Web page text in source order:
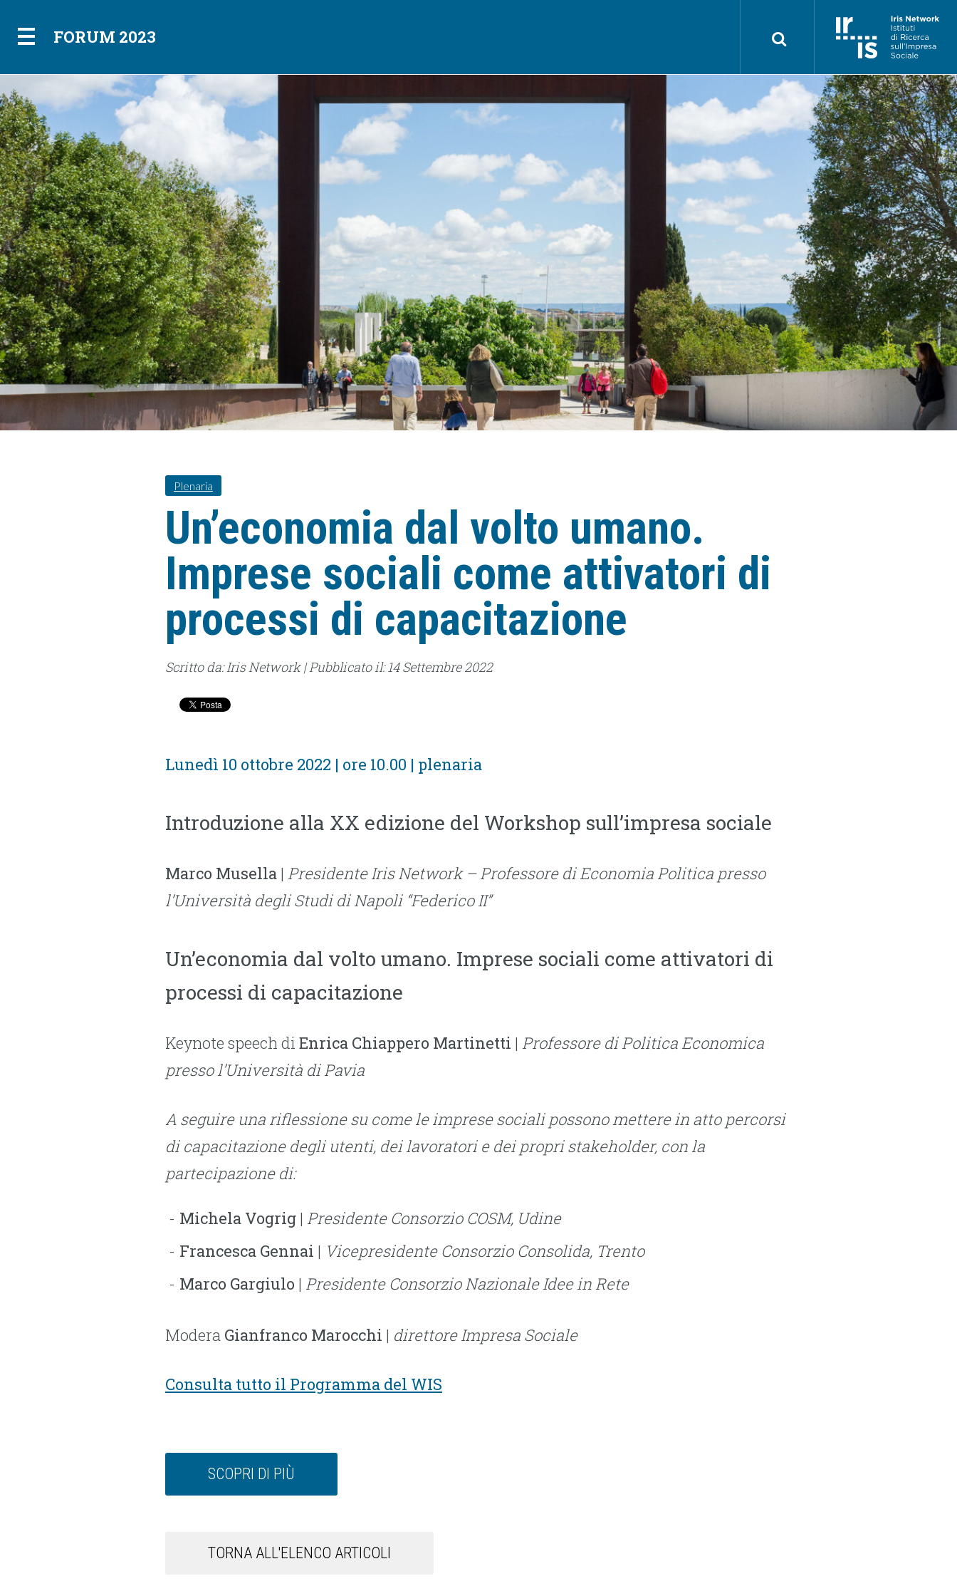
FORUM 2023
Plenaria
Un’economia dal volto umano.
Imprese sociali come attivatori di
processi di capacitazione
Scritto da: Iris Network | Pubblicato il: 14 Settembre 2022
Lunedì 10 ottobre 2022 | ore 10.00 | plenaria
Introduzione alla XX edizione del Workshop sull’impresa sociale
Marco Musella | PresidenteIris Network –Professore di Economia Politica presso
l’Università degli Studi di Napoli “Federico II”
Un’economia dal volto umano. Imprese sociali come attivatori di
processi di capacitazione
Keynote speech di Enrica Chiappero Martinetti | Professore di Politica Economica
presso l’Università di Pavia
A seguire una riflessione su come le imprese sociali possono mettere in atto percorsi
di capacitazione degli utenti, dei lavoratori e dei propri stakeholder, con la
partecipazione di:
Michela Vogrig | Presidente Consorzio COSM, Udine
Francesca Gennai | Vicepresidente Consorzio Consolida, Trento
Marco Gargiulo | Presidente Consorzio Nazionale Idee in Rete
Modera Gianfranco Marocchi | direttore Impresa Sociale
Consulta tutto il Programma del WIS
SCOPRI DI PIÙ
TORNA ALL'ELENCO ARTICOLI